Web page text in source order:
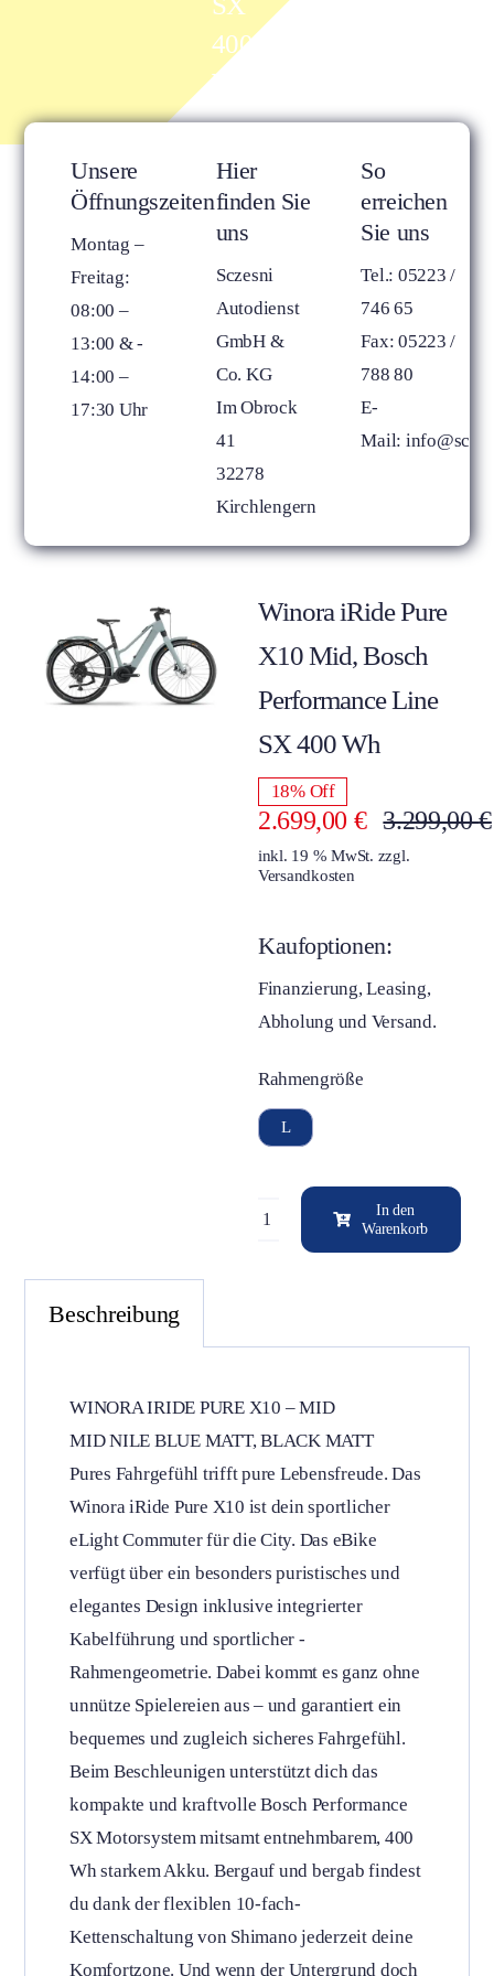
400
Wh
Unsere
Öffnungszeiten
Montag –
Freitag:
08:00 –
13:00 &­ ­
14:00 –
17:30 Uhr
Hier
finden Sie
uns
Sczesni
Autodienst
GmbH &
Co. KG
Im Obrock
41
32278
Kirchlengern
So
erreichen
Sie uns
Tel.: 05223 /
746 65
Fax: 05223 /
788 80
E-
Mail:
Winora iRide Pure
X10 Mid, Bosch
Performance Line
SX 400 Wh
3.299,00€
2.699,00 €
18% Off
inkl. 19 % MwSt. zzgl.
Versandkosten
Kaufoptionen:
Finanzierung, Leasing,
Abholung und Versand.
Rahmengröße
L
Performance
Line
SX
400
Wh
Menge
In den
Warenkorb
Beschreibung
WINORA IRIDE PURE X10 – MID
MID NILE BLUE MATT, BLACK MATT
Pures Fahrgefühl trifft pure Lebensfreude. Das
Winora iRide Pure X10 ist dein sportlicher
eLight Commuter für die City. Das eBike
verfügt über ein besonders puristisches und
elegantes Design inklusive integrierter
Kabelführung und sportlicher -
Rahmengeometrie. Dabei kommt es ganz ohne
unnütze Spielereien aus – und garantiert ein
bequemes und zugleich sicheres Fahrgefühl.
Beim Beschleunigen unterstützt dich das
kompakte und kraftvolle Bosch Performance
SX Motorsystem mitsamt entnehmbarem, 400
Wh starkem Akku. Bergauf und bergab findest
du dank der flexiblen 10-fach-
Kettenschaltung von Shimano jederzeit deine
Komfortzone. Und wenn der Untergrund doch